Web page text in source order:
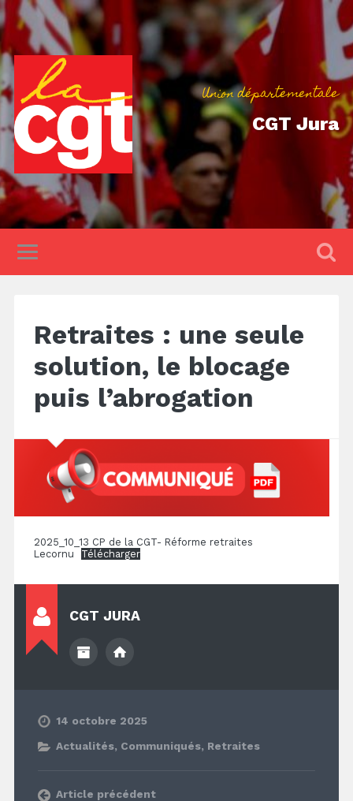
Union départementale
CGT Jura
Retraites : une seule
solution, le blocage
puis l’abrogation
2025_10_13 CP de la CGT- Réforme retraites
Lecornu
Télécharger
CGT JURA
14 octobre 2025
Actualités, Communiqués, Retraites
Article précédent